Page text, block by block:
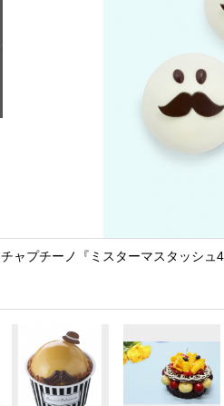
チャプチーノ『ミスターマスタッシ